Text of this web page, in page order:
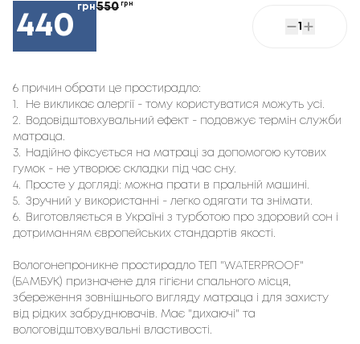
440
грн550 грн
1
6 причин обрати це простирадло:
Не викликає алергії - тому користуватися можуть усі.
2.
Водовідштовхувальний ефект - подовжує термін служби
матраца.
3.
Надійно фіксується на матраці за допомогою кутових
гумок - не утворює складки під час сну.
4.
Просте у догляді: можна прати в пральній машині.
5.
Зручний у використанні - легко одягати та знімати.
6.
Виготовляється в Україні з турботою про здоровий сон і
дотриманням європейських стандартів якості.
Вологонепроникне простирадло ТЕП "WATERPROOF"
(БАМБУК) призначене для гігієни спального місця,
збереження зовнішнього вигляду матраца і для захисту
від рідких забруднювачів. Має "дихаючі" та
вологовідштовхувальні властивості.